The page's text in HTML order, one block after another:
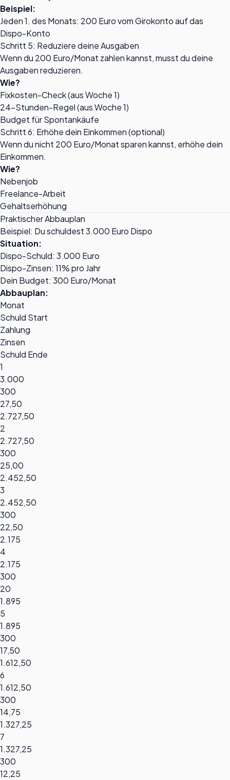
Beispiel:
Jeden 1. des Monats: 200 Euro vom Girokonto auf das
Dispo-Konto
Schritt 5: Reduziere deine Ausgaben
Wenn du 200 Euro/Monat zahlen kannst, musst du deine
Ausgaben reduzieren.
Wie?
Fixkosten-Check (aus Woche 1)
24-Stunden-Regel (aus Woche 1)
Budget für Spontankäufe
Schritt 6: Erhöhe dein Einkommen (optional)
Wenn du nicht 200 Euro/Monat sparen kannst, erhöhe dein
Einkommen.
Wie?
Nebenjob
Freelance-Arbeit
Gehaltserhöhung
Praktischer Abbauplan
Beispiel: Du schuldest 3.000 Euro Dispo
Situation:
Dispo-Schuld: 3.000 Euro
Dispo-Zinsen: 11% pro Jahr
Dein Budget: 300 Euro/Monat
Abbauplan:
Monat
Schuld Start
Zahlung
Zinsen
Schuld Ende
1
3.000
300
27,50
2.727,50
2
2.727,50
300
25,00
2.452,50
3
2.452,50
300
22,50
2.175
4
2.175
300
20
1.895
5
1.895
300
17,50
1.612,50
6
1.612,50
300
14,75
1.327,25
7
1.327,25
300
12,25